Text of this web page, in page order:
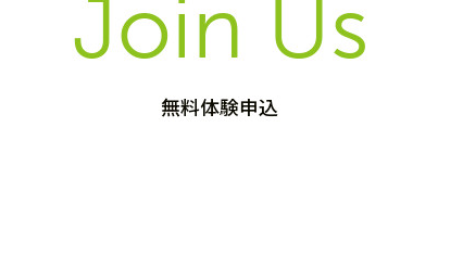
Join Us
無料体験申込